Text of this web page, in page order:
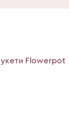
Flowerpot